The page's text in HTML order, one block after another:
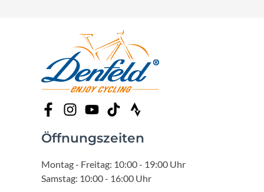
Öffnungszeiten
Montag - Freitag: 10:00 - 19:00 Uhr
Samstag: 10:00 - 16:00 Uhr